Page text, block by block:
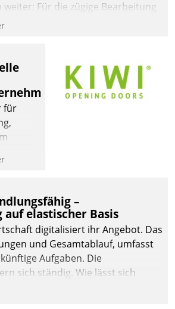
weiter: Für die zügige Bearbeitung
oder Lob – richtet das
einen eigenen Kanal
für
–
elastischer Basis
digitalisiert ihr Angebot. Das
und Gesamtablauf, umfasst
Aufgaben. Die
sich ständig. Wie lässt sich
wahren und zugleich Freiraum